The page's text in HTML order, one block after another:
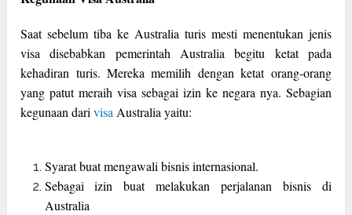
Saat sebelum tiba ke Australia turis mesti menentukan jenis
visa disebabkan pemerintah Australia begitu ketat pada
kehadiran turis. Mereka memilih dengan ketat orang-orang
yang patut meraih visa sebagai izin ke negara nya. Sebagian
kegunaan darivisa Australia yaitu:
Syarat buat mengawali bisnis internasional.
Sebagai izin buat melakukan perjalanan bisnis di
Australia